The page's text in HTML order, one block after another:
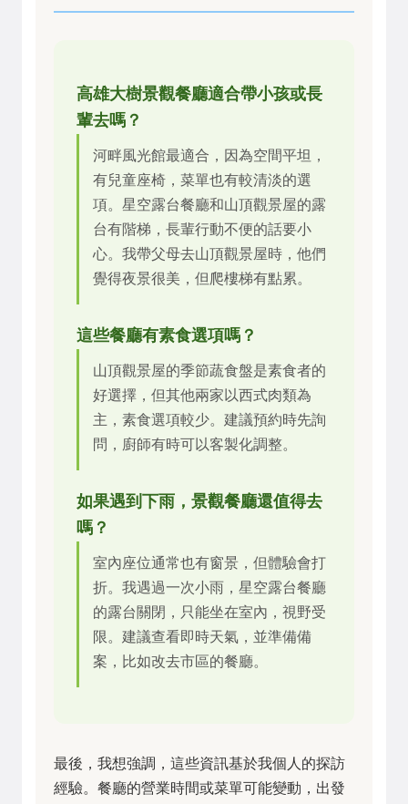
高雄大樹景觀餐廳適合帶小孩或長
輩去嗎？
河畔風光館最適合，因為空間平坦，
有兒童座椅，菜單也有較清淡的選
項。星空露台餐廳和山頂觀景屋的露
台有階梯，長輩行動不便的話要小
心。我帶父母去山頂觀景屋時，他們
覺得夜景很美，但爬樓梯有點累。
這些餐廳有素食選項嗎？
山頂觀景屋的季節蔬食盤是素食者的
好選擇，但其他兩家以西式肉類為
主，素食選項較少。建議預約時先詢
問，廚師有時可以客製化調整。
如果遇到下雨，景觀餐廳還值得去
嗎？
室內座位通常也有窗景，但體驗會打
折。我遇過一次小雨，星空露台餐廳
的露台關閉，只能坐在室內，視野受
限。建議查看即時天氣，並準備備
案，比如改去市區的餐廳。
最後，我想強調，這些資訊基於我個人的探訪
經驗。餐廳的營業時間或菜單可能變動，出發